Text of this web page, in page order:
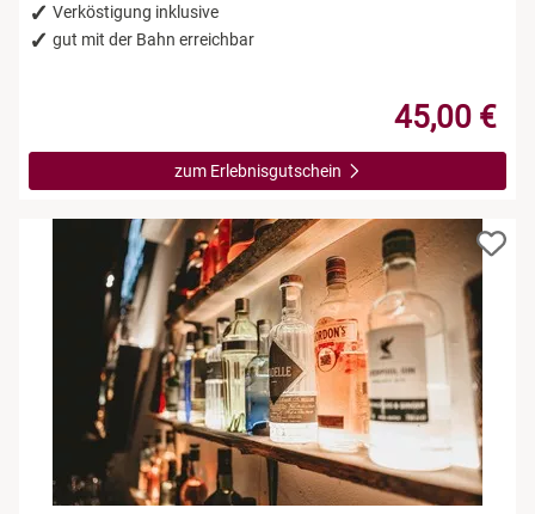
Verköstigung inklusive
gut mit der Bahn erreichbar
45,00 €
zum Erlebnisgutschein